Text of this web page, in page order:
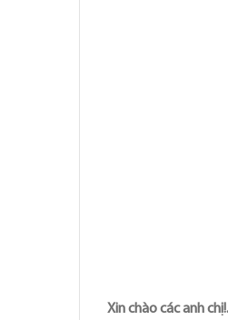
Xin chào các anh